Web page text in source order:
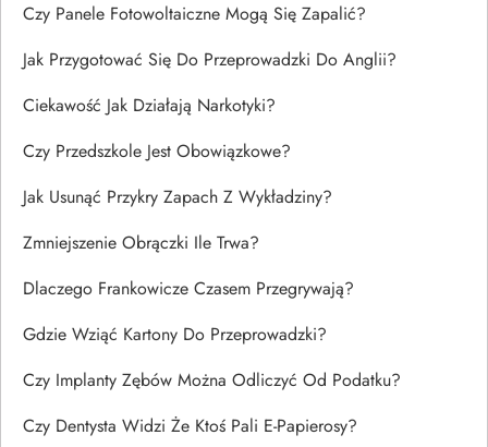
Czy Panele Fotowoltaiczne Mogą Się Zapalić?
Jak Przygotować Się Do Przeprowadzki Do Anglii?
Ciekawość Jak Działają Narkotyki?
Czy Przedszkole Jest Obowiązkowe?
Jak Usunąć Przykry Zapach Z Wykładziny?
Zmniejszenie Obrączki Ile Trwa?
Dlaczego Frankowicze Czasem Przegrywają?
Gdzie Wziąć Kartony Do Przeprowadzki?
Czy Implanty Zębów Można Odliczyć Od Podatku?
Czy Dentysta Widzi Że Ktoś Pali E-Papierosy?